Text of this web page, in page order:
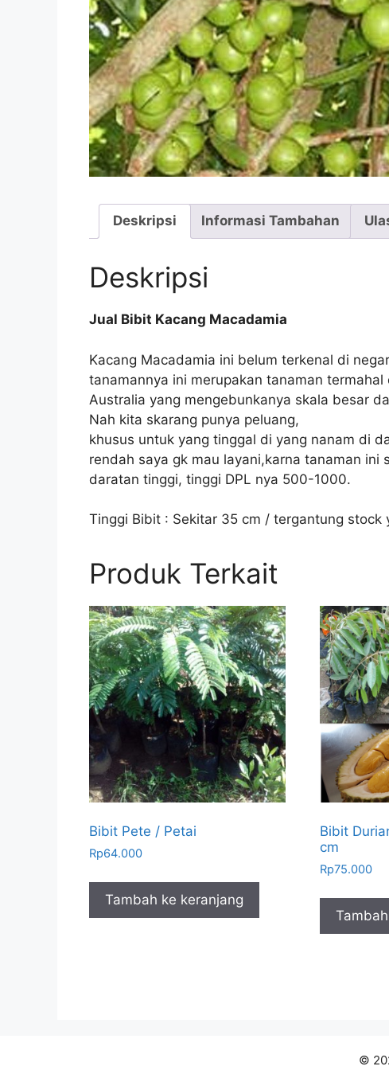
Deskripsi Informasi Tambahan
Deskripsi
Jual Bibit Kacang Macadamia
Kacang Macadamia ini belum terkenal di
tanamannya ini merupakan tanaman
Australia yang mengebunkanya skala besar
Nah kita skarang punya peluang,
khusus untuk yang tinggal di yang nanam di
rendah saya gk mau layani,karna tanaman ini
daratan tinggi, tinggi DPL nya 500-1000.
Tinggi Bibit : Sekitar 35 cm / tergantung stock
Produk Terkait
Bibit Pete / Petai
Rp64.000
Tambah ke keranjang
Bibit
cm
Rp75.000
©